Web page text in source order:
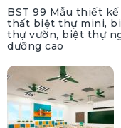
BST 99 Mẫu thiết
thất biệt thự mini,
thự vườn, biệt thự
dưỡng cao